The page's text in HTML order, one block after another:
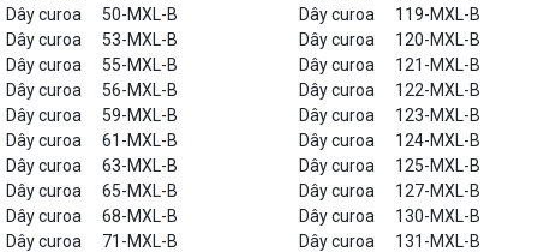
Dây curoa
50-MXL-B Dây curoa
119-MXL-B
Dây curoa
53-MXL-B Dây curoa
120-MXL-B
Dây curoa
55-MXL-B Dây curoa
121-MXL-B
Dây curoa
56-MXL-B Dây curoa
122-MXL-B
Dây curoa
59-MXL-B Dây curoa
123-MXL-B
Dây curoa
61-MXL-B Dây curoa
124-MXL-B
Dây curoa
63-MXL-B Dây curoa
125-MXL-B
Dây curoa
65-MXL-B Dây curoa
127-MXL-B
Dây curoa
68-MXL-B Dây curoa
130-MXL-B
Dây curoa
71-MXL-B Dây curoa
131-MXL-B